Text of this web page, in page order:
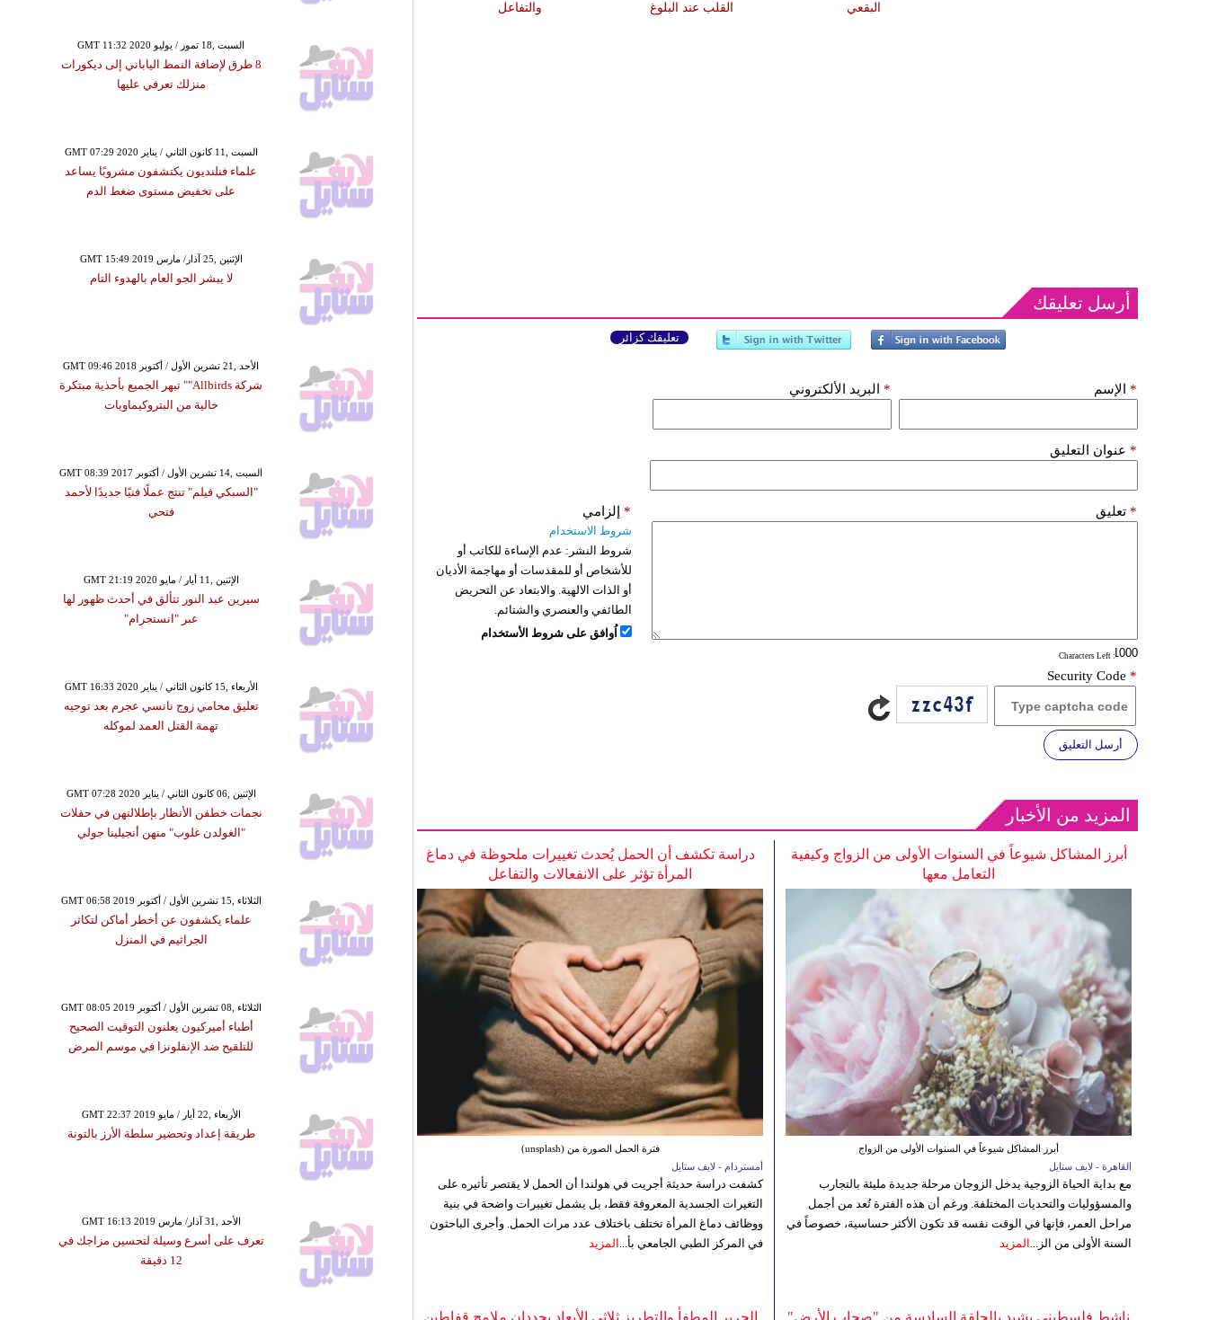
والتفاعل
القلب عند البلوغ
البقعي
أرسل تعليقك
تعليقك كزائر
الإسم * البريد الألكتروني *
عنوان التعليق *
تعليق *
: Characters Left
إلزامي *
شروط الاستخدام
شروط النشر: عدم الإساءة للكاتب أو
للأشخاص أو للمقدسات أو مهاجمة الأديان
أو الذات الالهية. والابتعاد عن التحريض
الطائفي والعنصري والشتائم.
اُوافق على شروط الأستخدام
Security Code *
أرسل التعليق
المزيد من الأخبار
دراسة تكشف أن الحمل يُحدث تغييرات ملحوظة في دماغ
المرأة تؤثر على الانفعالات والتفاعل
فترة الحمل الصورة من (unsplash)
أمستردام - لايف ستايل
كشفت دراسة حديثة أجريت في هولندا أن الحمل لا يقتصر تأثيره على
التغيرات الجسدية المعروفة فقط، بل يشمل تغييرات واضحة في بنية
ووظائف دماغ المرأة تختلف باختلاف عدد مرات الحمل. وأجرى الباحثون
في المركز الطبي الجامعي بأ... المزيد
أبرز المشاكل شيوعاً في السنوات الأولى من الزواج وكيفية
التعامل معها
أبرز المشاكل شيوعاً في السنوات الأولى من الزواج
القاهرة - لايف ستايل
مع بداية الحياة الزوجية يدخل الزوجان مرحلة جديدة مليئة بالتجارب
والمسؤوليات والتحديات المختلفة. ورغم أن هذه الفترة تُعد من أجمل
مراحل العمر، فإنها في الوقت نفسه قد تكون الأكثر حساسية، خصوصاً في
السنة الأولى من الز... المزيد
GMT 11:32 2020 السبت ,18 تموز / يوليو
8 طرق لإضافة النمط الياباني إلى ديكورات
منزلك تعرفي عليها
GMT 07:29 2020 السبت ,11 كانون الثاني / يناير
علماء فنلنديون يكتشفون مشروبًا يساعد
على تخفيض مستوى ضغط الدم
GMT 15:49 2019 الإثنين ,25 آذار/ مارس
لا يبشر الجو العام بالهدوء التام
GMT 09:46 2018 الأحد ,21 تشرين الأول / أكتوبر
شركة Allbirds"" تبهر الجميع بأحذية مبتكرة
خالية من البتروكيماويات
GMT 08:39 2017 السبت ,14 تشرين الأول / أكتوبر
"السبكي فيلم" تنتج عملًا فنيًا جديدًا لأحمد
فتحي
GMT 21:19 2020 الإثنين ,11 أيار / مايو
سيرين عبد النور تتألق في أحدث ظهور لها
عبر "انستجرام"
GMT 16:33 2020 الأربعاء ,15 كانون الثاني / يناير
تعليق محامي زوج نانسي عجرم بعد توجيه
تهمة القتل العمد لموكله
GMT 07:28 2020 الإثنين ,06 كانون الثاني / يناير
نجمات خطفن الأنظار بإطلالتهن في حفلات
"الغولدن غلوب" منهن أنجيلينا جولي
GMT 06:58 2019 الثلاثاء ,15 تشرين الأول / أكتوبر
علماء يكشفون عن أخطر أماكن لتكاثر
الجراثيم في المنزل
GMT 08:05 2019 الثلاثاء ,08 تشرين الأول / أكتوبر
أطباء أميركيون يعلنون التوقيت الصحيح
للتلقيح ضد الإنفلونزا في موسم المرض
GMT 22:37 2019 الأربعاء ,22 أيار / مايو
طريقة إعداد وتحضير سلطة الأرز بالتونة
GMT 16:13 2019 الأحد ,31 آذار/ مارس
تعرف على أسرع وسيلة لتحسين مزاجك في
12 دقيقة